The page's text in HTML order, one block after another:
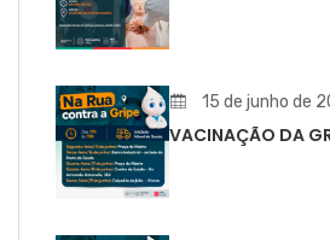
15 de junho de
VACINAÇÃO DA